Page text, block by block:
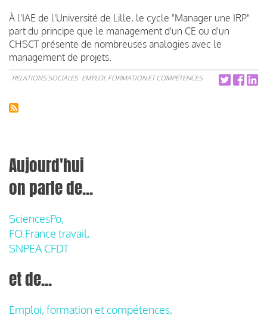
À l'IAE de l'Université de Lille, le cycle "Manager une IRP"
part du principe que le management d'un CE ou d'un
CHSCT présente de nombreuses analogies avec le
management de projets.
RELATIONS SOCIALES EMPLOI, FORMATION ET COMPÉTENCES
Aujourd'hui
on parle de...
SciencesPo,
FO France travail,
SNPEA CFDT
et de...
Emploi, formation et compétences,